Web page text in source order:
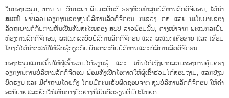
ໃນກອງປະຊຸມ, ທ່ານ ນ. ວັນນະພາ ພົມມະທັນສີ ຮອງຫົວໜ້າສູນບໍລິຫານລັດດິຈິຕອນ, ໄດ້ນໍາ
ສະເໜີ ພາບລວມວຽກງານຂອງສູນບໍລິຫານລັດດິຈິຕອນ ກະຊວງ ຕສ ແລະ ນະໂຍບາຍຂອງ
ລັດຖະບານຕໍ່ກັບການຫັນເປັນທັນສະໄໝຂອງ ສປປ ລາວພ້ອມນັ້ນ, ຕາງໜ້າຈາກ ພະແນກລະບົບ
ຫ້ອງການລັດດິຈິຕອນ, ພະແນກລະບົບບໍລິການລັດດິຈິຕອນ ແລະ ພະແນກເຄືອຂ່າຍ ແລະ ເຊື່ອມ
ໂຍ່ງ ກໍ່ໄດ້ນໍາສະເໜີໃຫ້ຮັບຮູ້ກ່ຽວກັບ ບັນດາລະບົບບໍລິຫານ ແລະ ບໍລິການລັດດິຈິຕອນ.
ກອງປະຊຸມແມ່ນເນັ້ນໃຫ້ຜູ້ເຂົ້າຮ່ວມໄດ້ຮຽນຮູ້ ແລະ ເຫັນໄດ້ເຖິງພາບລວມຂອງການຄຸ້ມຄອງ
ວຽກງານການບໍລິຫານລັດດິຈິຕອນ ພ້ອມທັງເປີດໂອກາດໃຫ້ຜູ້ເຂົ້າຮ່ວມໄດ້ສອບຖາມ, ແລກປ່ຽນ
ບົດຮຽນ ແລະ ມີຄຳຖາມໂດຍກົງ ໂດຍມີຄະນະຮັບຜິດຊອບຈາກ ສູນບໍລິຫານລັດດິຈິຕອນ ໃຫ້ຄຳ
ອະທິບາຍ ແລະ ຍົກໃຫ້ເຫັນບາງຕົວຢ່າງທີ່ເປັນບົດຮຽນທີ່ມີປະໂຫຍດ.